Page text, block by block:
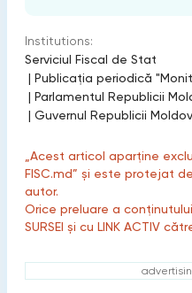
Institutions:
Serviciul Fiscal de Stat
| Publicaţia periodică
| Parlamentul Republicii
| Guvernul Republicii
„Acest articol aparține
FISC.md” și este protejat
autor.
Orice preluare a
SURSEI și cu LINK ACTIV